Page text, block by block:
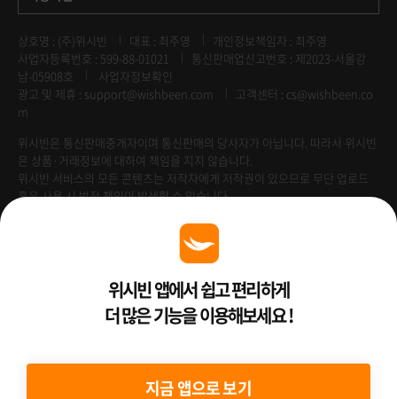
상호명 : (주)위시빈 대표 : 최주영
개인정보책임자 : 최주영
사업자등록번호 : 599-88-01021
통신판매업신고번호 : 제2023-서울강
남-05908호
사업자정보확인
광고 및 제휴 : support@wishbeen.com
고객센터 : cs@wishbeen.co
m
위시빈은 통신판매중개자이며 통신판매의 당사자가 아닙니다. 따라서 위시빈
은 상품·거래정보에 대하여 책임을 지지 않습니다.
위시빈 서비스의 모든 콘텐츠는 저작자에게 저작권이 있으므로 무단 업로드
혹은 사용 시 법적 책임이 발생할 수 있습니다.
Venture Enterprise위시빈 앱에서 쉽고 편리하게
더 많은 기능을 이용해보세요 !
지금 앱으로 보기